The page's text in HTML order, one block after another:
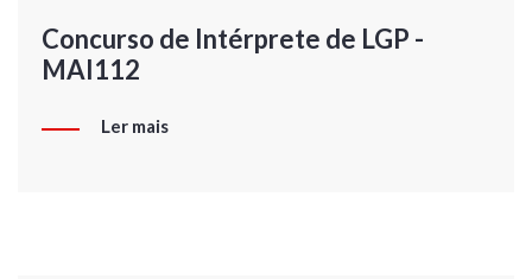
Concurso de Intérprete de LGP -
MAI112
Ler mais